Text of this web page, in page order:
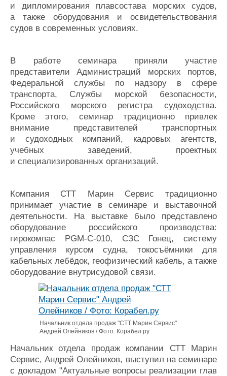
Личности
Словарь
Форум
Отзывы
Все службы
и дипломирования плавсостава морских судов,
а также оборудования и освидетельствования
судов в современных условиях.
В работе семинара приняли участие
представители Администраций морских портов,
Федеральной службы по надзору в сфере
транспорта, Службы морской безопасности,
Российского морского регистра судоходства.
Кроме этого, семинар традиционно привлек
внимание представителей транспортных
и судоходных компаний, кадровых агентств,
учебных заведений, проектных
и специализированных организаций.
Компания СТТ Марин Сервис традиционно
принимает участие в семинаре и выставочной
деятельности. На выставке было представлено
оборудование российского производства:
гирокомпас PGM-C-010, СЗС Гонец, систему
управления курсом судна, токосъёмники для
кабельных лебёдок, геофизический кабель, а также
оборудование внутрисудовой связи.
Начальник отдела продаж "СТТ Марин Сервис"
Андрей Олейников / Фото: Корабел.ру
Начальник отдела продаж компании СТТ Марин
Сервис, Андрей Олейников, выступил на семинаре
с докладом "Актуальные вопросы реализации глав